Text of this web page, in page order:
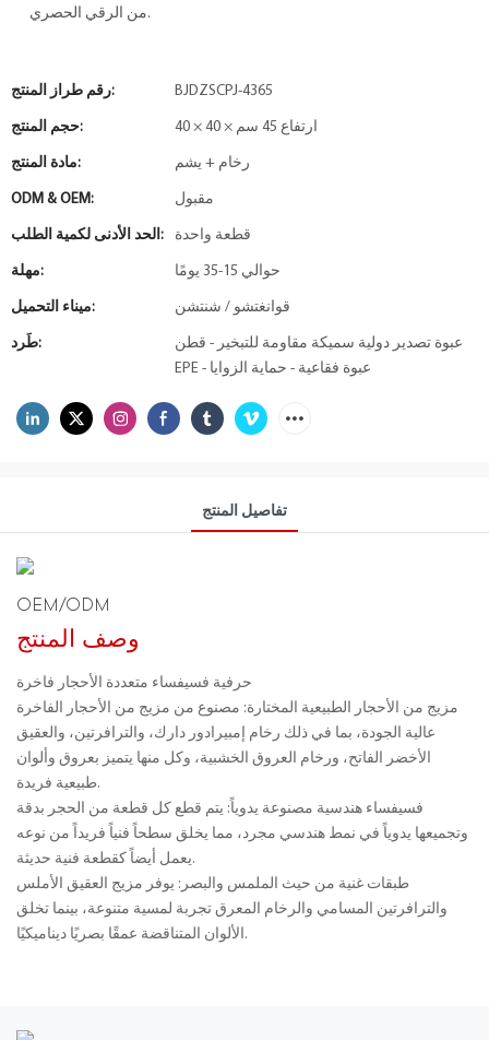
من الرقي الحصري.
رقم طراز المنتج: BJDZSCPJ-4365
حجم المنتج: 40 × 40 × ارتفاع 45 سم
مادة المنتج: رخام + يشم
ODM & OEM: مقبول
الحد الأدنى لكمية الطلب: قطعة واحدة
مهلة: حوالي 15-35 يومًا
ميناء التحميل: قوانغتشو / شنتشن
طَرد:
عبوة تصدير دولية سميكة مقاومة للتبخير - قطن
EPE - عبوة فقاعية - حماية الزوايا
تفاصيل المنتج
OEM/ODM
وصف المنتج
حرفية فسيفساء متعددة الأحجار فاخرة
مزيج من الأحجار الطبيعية المختارة: مصنوع من مزيج من الأحجار الفاخرة
عالية الجودة، بما في ذلك رخام إمبيرادور دارك، والترافرتين، والعقيق
الأخضر الفاتح، ورخام العروق الخشبية، وكل منها يتميز بعروق وألوان
طبيعية فريدة.
فسيفساء هندسية مصنوعة يدوياً: يتم قطع كل قطعة من الحجر بدقة
وتجميعها يدوياً في نمط هندسي مجرد، مما يخلق سطحاً فنياً فريداً من نوعه
يعمل أيضاً كقطعة فنية حديثة.
طبقات غنية من حيث الملمس والبصر: يوفر مزيج العقيق الأملس
والترافرتين المسامي والرخام المعرق تجربة لمسية متنوعة، بينما تخلق
الألوان المتناقضة عمقًا بصريًا ديناميكيًا.